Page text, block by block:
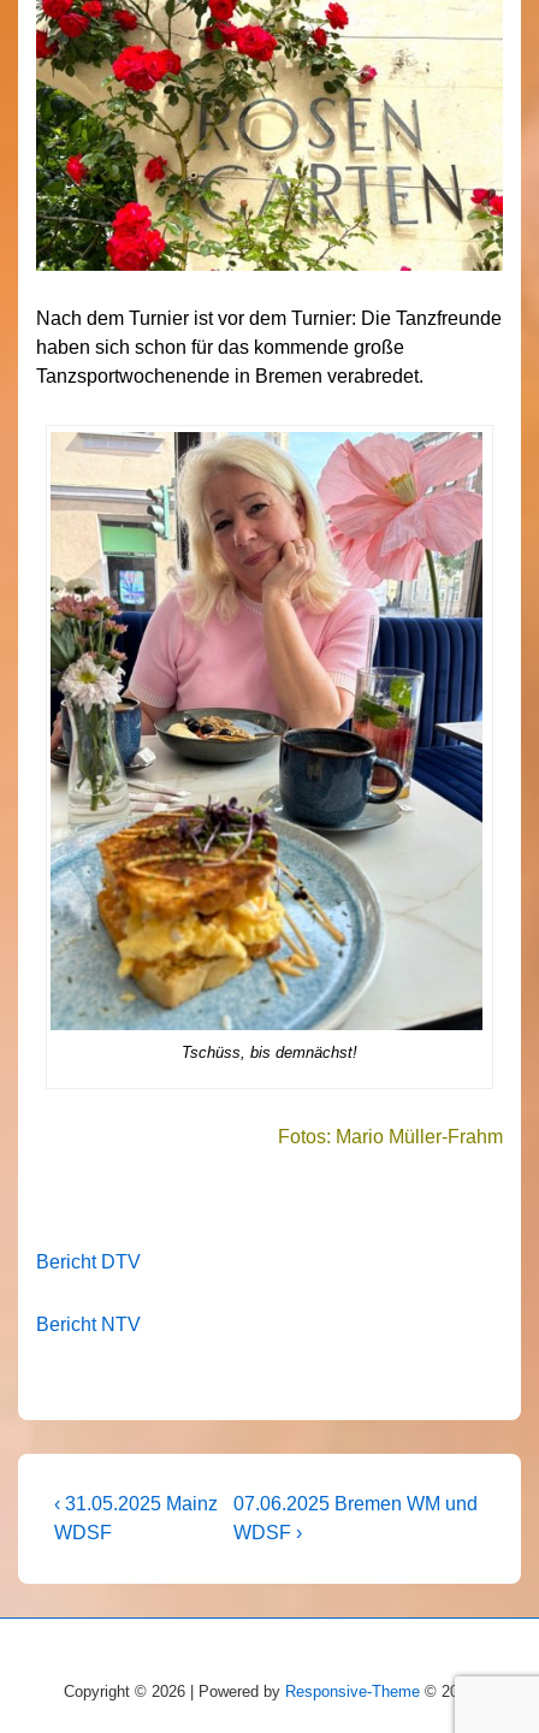
Nach dem Turnier ist vor dem Turnier: Die Tanzfreunde
haben sich schon für das kommende große
Tanzsportwochenende in Bremen verabredet.
Tschüss, bis demnächst!
Fotos: Mario Müller-Frahm
Bericht DTV
Bericht NTV
Beitragsnavigation
Vorheriger
Beitrag
‹ 31.05.2025 Mainz
WDSF
Nächster
Beitrag
07.06.2025 Bremen WM und
WDSF ›
Copyright © 2026 | Powered by Responsive-Theme © 2026